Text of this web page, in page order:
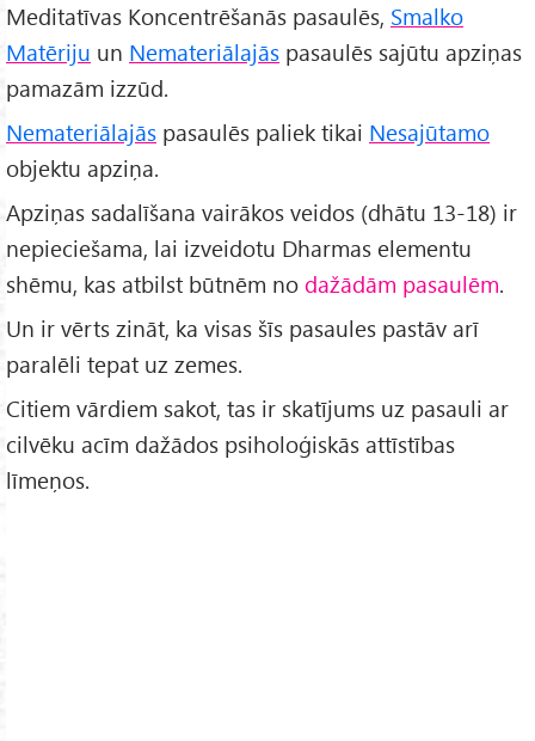
Meditatīvas Koncentrēšanās pasaulēs, Smalko
Matēriju un Nemateriālajās pasaulēs sajūtu apziņas
pamazām izzūd.
Nemateriālajās pasaulēs paliek tikai Nesajūtamo
objektu apziņa.
Apziņas sadalīšana vairākos veidos (dhātu 13-18) ir
nepieciešama, lai izveidotu Dharmas elementu
shēmu, kas atbilst būtnēm no dažādām pasaulēm.
Un ir vērts zināt, ka visas šīs pasaules pastāv arī
paralēli tepat uz zemes.
Citiem vārdiem sakot, tas ir skatījums uz pasauli ar
cilvēku acīm dažādos psiholoģiskās attīstības
līmeņos.